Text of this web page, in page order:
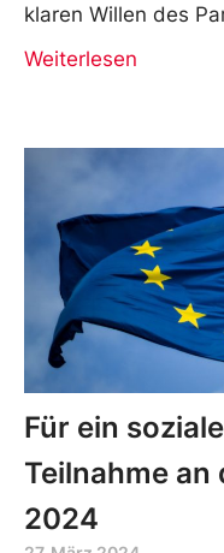
klaren Willen des
Weiterlesen
Für ein
Teilnahme an
2024